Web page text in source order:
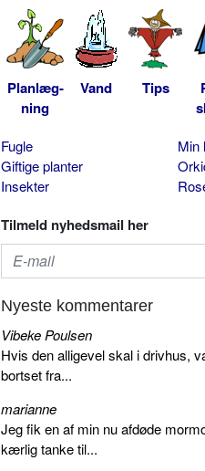
Planlæg-
ning
Vand Tips
Fugle
Giftige planter
Insekter
Min
Tilmeld nyhedsmail her
Nyeste kommentarer
Vibeke Poulsen
Hvis den alligevel skal i drivhus,
bortset fra...
marianne
Jeg fik en af min nu afdøde
kærlig tanke til...